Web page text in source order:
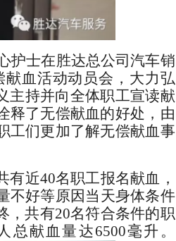
护士在胜达总公司汽车销
献血活动动员会，大力弘
主持并向全体职工宣读献
释了无偿献血的好处，由
工们更加了解无偿献血事
有近40名职工报名献血，
不好等原因当天身体条件
，共有20名符合条件的职
总献血量达6500毫升。